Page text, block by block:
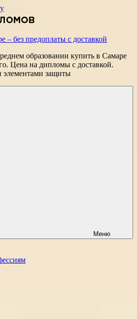
– без предоплаты с доставкой
образовании купить в Самаре
Цена на дипломы с доставкой.
элементами защиты
Меню